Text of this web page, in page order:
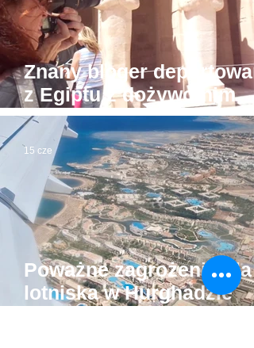
Znany bloger
z Egiptu z dożywotnim
zakazem powrotu
Poważne zagrożenie dla
lotniska w Hurghadzie
15 cze